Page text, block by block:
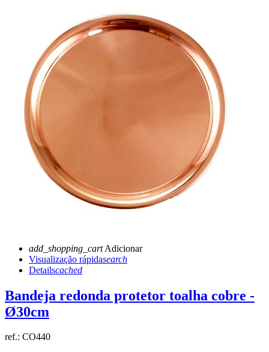
add_shopping_cartAdicionar
Visualização rápidasearch
Detailscached
Bandeja redonda protetor toalha cobre -
Ø30cm
ref.: CO440